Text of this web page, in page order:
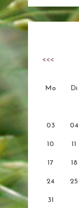
<<<
Mo Di
03 04
10 11
17 18
24 25
31